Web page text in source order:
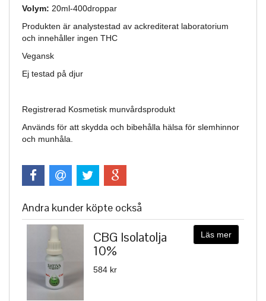
Volym: 20ml-400droppar
Produkten är analystestad av ackrediterat laboratorium
och innehåller ingen THC
Vegansk
Ej testad på djur
Registrerad Kosmetisk munvårdsprodukt
Används för att skydda och bibehålla hälsa för slemhinnor
och munhåla.
Andra kunder köpte också
CBG Isolatolja
10%
584 kr
Läs mer